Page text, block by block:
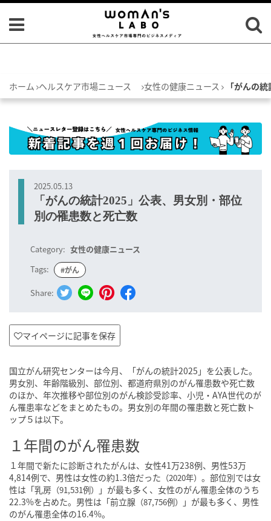
ホーム ヘルスケア市場ニュース 女性の健康ニュース 「がんの
2025.05.13
「がんの統計2025」公表、男女別・部位
別の罹患数と死亡数
Category: 女性の健康ニュース
Tags:
#がん
Share:
マイページに記事を保存
国立がん研究センターは今月、「がんの統計2025」を公表した。
男女別、年齢階級別、部位別、都道府県別のがん罹患数や死亡数
のほか、年次推移や部位別のがん検診受診率、小児・AYA世代のが
ん罹患率などをまとめたもの。男女別の年間の罹患数と死亡数ト
ップ５は以下。
１年間のがん罹患数
１年間で新たに診断されたがんは、女性41万238例、男性53万
4,814例で、男性は女性の約1.3倍だった （2020年） 。部位別では女
性は「乳房 （91,531例）
」が最も多く、女性のがん罹患全体のうち
22.3%を占めた。男性は「前立腺 （87,756例）
」が最も多く、男性
のがん罹患全体の16.4%。